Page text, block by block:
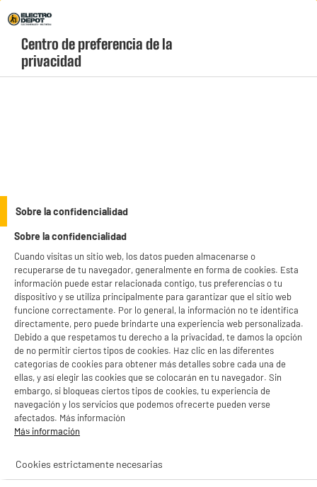
Menú
geolocation-header-icon-text
account
Gran electrodoméstico
Hogar Telefonía, Movilidad
Informática TV, Sonido
productItem_availability_txt-
current-store
LEGANÉS, MADRID
productItem__availability-
change-btn
product_list_sticky_button_Filter
PRECIO IMBATIBLE
Afeitadora Multi PHILIPS ONE BLADE QP2724/10
Centro de preferencia de la
privacidad
Sobre la confidencialidad
Sobre la confidencialidad
Cuando visitas un sitio web, los datos pueden almacenarse o
recuperarse de tu navegador, generalmente en forma de cookies. Esta
información puede estar relacionada contigo, tus preferencias o tu
dispositivo y se utiliza principalmente para garantizar que el sitio web
funcione correctamente. Por lo general, la información no te identifica
directamente, pero puede brindarte una experiencia web personalizada.
Debido a que respetamos tu derecho a la privacidad, te damos la opción
de no permitir ciertos tipos de cookies. Haz clic en las diferentes
categorías de cookies para obtener más detalles sobre cada una de
ellas, y así elegir las cookies que se colocarán en tu navegador. Sin
embargo, si bloqueas ciertos tipos de cookies, tu experiencia de
navegación y los servicios que podemos ofrecerte pueden verse
afectados. Más información
Más información
Cookies estrictamente necesarias